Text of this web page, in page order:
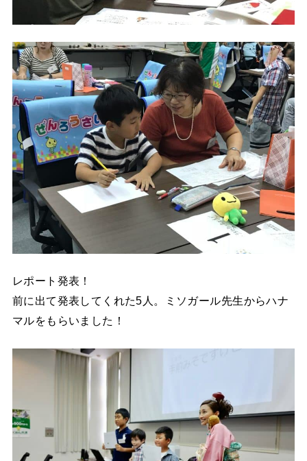
レポート発表！
前に出て発表してくれた5人。ミソガール先生からハナ
マルをもらいました！